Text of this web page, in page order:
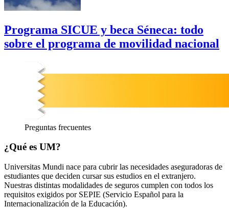
Programa SICUE y beca Séneca: todo
sobre el programa de movilidad nacional
Preguntas frecuentes
¿Qué es UM?
Universitas Mundi nace para cubrir las necesidades aseguradoras de
estudiantes que deciden cursar sus estudios en el extranjero.
Nuestras distintas modalidades de seguros cumplen con todos los
requisitos exigidos por SEPIE (Servicio Español para la
Internacionalización de la Educación).